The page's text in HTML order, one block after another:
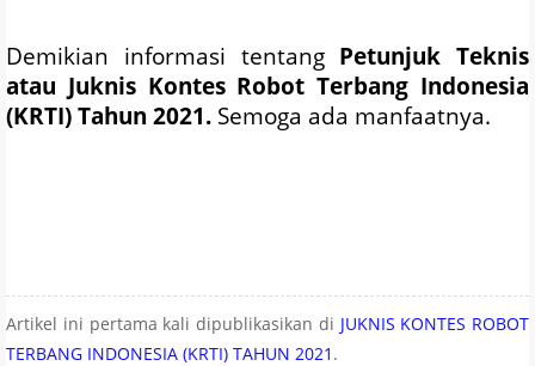
Demikian informasi tentang Petunjuk Teknis
atau Juknis Kontes Robot Terbang Indonesia
(KRTI) Tahun 2021. Semoga ada manfaatnya.
Artikel ini pertama kali dipublikasikan di JUKNIS KONTES ROBOT
TERBANG INDONESIA (KRTI) TAHUN 2021 .